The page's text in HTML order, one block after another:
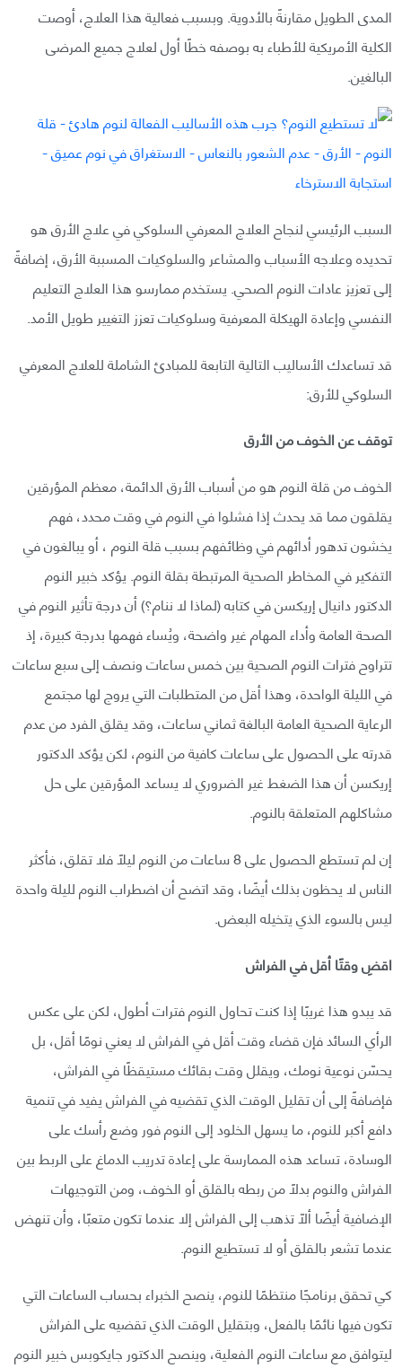
المدى الطويل مقارنةً بالأدوية. وبسبب فعالية هذا العلاج، أوصت
الكلية الأمريكية للأطباء به بوصفه خطًا أول لعلاج جميع المرضى
البالغين.
السبب الرئيسي لنجاح العلاج المعرفي السلوكي في علاج الأرق هو
تحديده وعلاجه الأسباب والمشاعر والسلوكيات المسببة الأرق، إضافةً
إلى تعزيز عادات النوم الصحي. يستخدم ممارسو هذا العلاج التعليم
النفسي وإعادة الهيكلة المعرفية وسلوكيات تعزز التغيير طويل الأمد.
قد تساعدك الأساليب التالية التابعة للمبادئ الشاملة للعلاج المعرفي
السلوكي للأرق:
توقف عن الخوف من الأرق
الخوف من قلة النوم هو من أسباب الأرق الدائمة، معظم المؤرقين
يقلقون مما قد يحدث إذا فشلوا في النوم في وقت محدد، فهم
يخشون تدهور أدائهم في وظائفهم بسبب قلة النوم ، أو يبالغون في
التفكير في المخاطر الصحية المرتبطة بقلة النوم. يؤكد خبير النوم
الدكتور دانيال إريكسن في كتابه (لماذا لا ننام؟) أن درجة تأثير النوم في
الصحة العامة وأداء المهام غير واضحة، ويُساء فهمها بدرجة كبيرة، إذ
تتراوح فترات النوم الصحية بين خمس ساعات ونصف إلى سبع ساعات
في الليلة الواحدة، وهذا أقل من المتطلبات التي يروج لها مجتمع
الرعاية الصحية العامة البالغة ثماني ساعات، وقد يقلق الفرد من عدم
قدرته على الحصول على ساعات كافية من النوم، لكن يؤكد الدكتور
إريكسن أن هذا الضغط غير الضروري لا يساعد المؤرقين على حل
مشاكلهم المتعلقة بالنوم.
إن لم تستطع الحصول على 8 ساعات من النوم ليلًا فلا تقلق، فأكثر
الناس لا يحظون بذلك أيضًا، وقد اتضح أن اضطراب النوم لليلة واحدة
ليس بالسوء الذي يتخيله البعض.
اقضِ وقتًا أقل في الفراش
قد يبدو هذا غريبًا إذا كنت تحاول النوم فترات أطول، لكن على عكس
الرأي السائد فإن قضاء وقت أقل في الفراش لا يعني نومًا أقل، بل
يحسّن نوعية نومك، ويقلل وقت بقائك مستيقظًا في الفراش،
فإضافةً إلى أن تقليل الوقت الذي تقضيه في الفراش يفيد في تنمية
دافع أكبر للنوم، ما يسهل الخلود إلى النوم فور وضع رأسك على
الوسادة، تساعد هذه الممارسة على إعادة تدريب الدماغ على الربط بين
الفراش والنوم بدلًا من ربطه بالقلق أو الخوف، ومن التوجيهات
الإضافية أيضًا ألّا تذهب إلى الفراش إلا عندما تكون متعبًا، وأن تنهض
عندما تشعر بالقلق أو لا تستطيع النوم.
كي تحقق برنامجًا منتظمًا للنوم، ينصح الخبراء بحساب الساعات التي
تكون فيها نائمًا بالفعل، وبتقليل الوقت الذي تقضيه على الفراش
ليتوافق مع ساعات النوم الفعلية، وينصح الدكتور جايكوبس خبير النوم